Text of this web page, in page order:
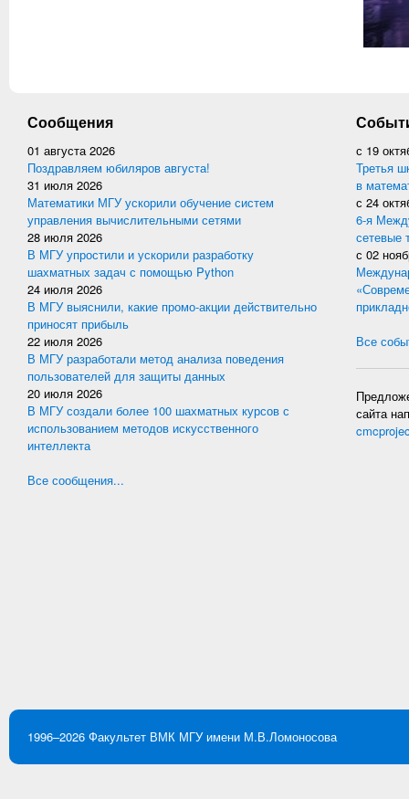
Сообщения
01 августа 2026
Поздравляем юбиляров августа!
31 июля 2026
Математики МГУ ускорили обучение систем
управления вычислительными сетями
28 июля 2026
В МГУ упростили и ускорили разработку
шахматных задач с помощью Python
24 июля 2026
В МГУ выяснили, какие промо-акции действительно
приносят прибыль
22 июля 2026
В МГУ разработали метод анализа поведения
пользователей для защиты данных
20 июля 2026
В МГУ создали более 100 шахматных курсов с
использованием методов искусственного
интеллекта
Все сообщения...
с 19
Третья
в
с 24
6-я
сетевые
с 02
Все
сайта
1996–2026 Факультет ВМК МГУ имени М.В.Ломоносова